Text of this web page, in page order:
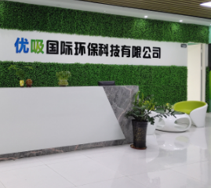
污染治理资质等级证
书”）、拥有多名高级《环
境工程高级工程师》室内
空气治理资格认证的治理
人员、掌握室内空气净化
治理实用技术和五项专利
技术、八项计算机软件著
作权登记证书等。研发实